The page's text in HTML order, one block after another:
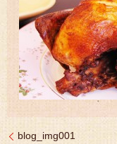
blog_img001